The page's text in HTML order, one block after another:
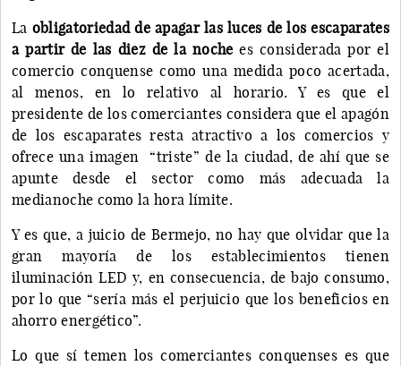
La obligatoriedad de apagar las luces de los escaparates
a partir de las diez de la noche es considerada por el
comercio conquense como una medida poco acertada,
al menos, en lo relativo al horario. Y es que el
presidente de los comerciantes considera que el apagón
de los escaparates resta atractivo a los comercios y
ofrece una imagen “triste” de la ciudad, de ahí que se
apunte desde el sector como más adecuada la
medianoche como la hora límite.
Y es que, a juicio de Bermejo, no hay que olvidar que la
gran mayoría de los establecimientos tienen
iluminación LED y, en consecuencia, de bajo consumo,
por lo que “sería más el perjuicio que los beneficios en
ahorro energético”.
Lo que sí temen los comerciantes conquenses es que